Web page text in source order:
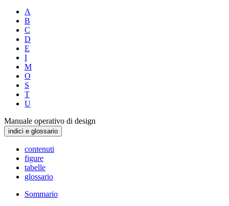
A
B
C
D
E
I
M
O
S
T
U
Manuale operativo di design
indici e glossario
contenuti
figure
tabelle
glossario
Sommario